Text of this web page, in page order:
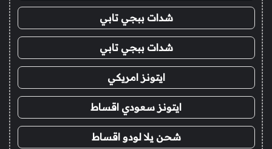
شدات ببجي تابي
شدات ببجي تابي
ايتونز امريكي
ايتونز سعودي اقساط
شحن يلا لودو اقساط